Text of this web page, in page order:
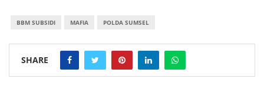
BBM SUBSIDI MAFIA POLDA SUMSEL
SHARE